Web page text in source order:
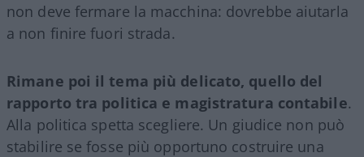
non deve fermare la macchina: dovrebbe aiutarla
a non finire fuori strada.
Rimane poi il tema più delicato, quello del
rapporto tra politica e magistratura contabile.
Alla politica spetta scegliere. Un giudice non può
stabilire se fosse più opportuno costruire una